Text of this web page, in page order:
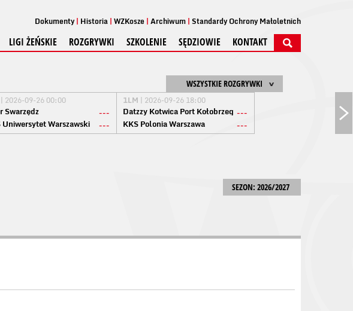
Dokumenty Historia WZKosze Archiwum Standardy Ochrony Małoletnich
LIGI ŻEŃSKIE ROZGRYWKI SZKOLENIE SĘDZIOWIE KONTAKT
WSZYSTKIE ROZGRYWKI
| 2026-09-26 00:00
Swarzędz
---
Uniwersytet Warszawski
---
1LM | 2026-09-26 18:00
Datzzy Kotwica Port Kołobrzeg ---
KKS Polonia Warszawa
---
SEZON: 2026/2027